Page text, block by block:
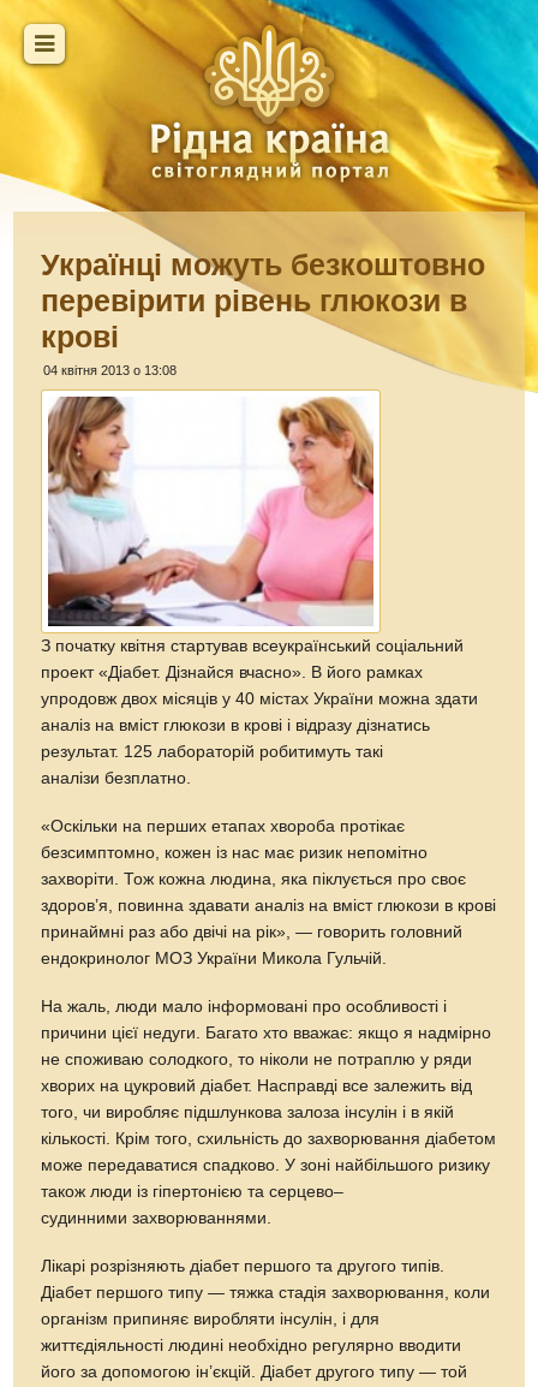
Українці можуть безкоштовно
перевірити рівень глюкози в
крові
04 квітня 2013 о 13:08
З початку квітня стартував всеукраїнський соціальний
проект «Діабет. Дізнайся вчасно». В його рамках
упродовж двох місяців у 40 містах України можна здати
аналіз на вміст глюкози в крові і відразу дізнатись
результат. 125 лабораторій робитимуть такі
аналізи безплатно.
«Оскільки на перших етапах хвороба протікає
безсимптомно, кожен із нас має ризик непомітно
захворіти. Тож кожна людина, яка піклується про своє
здоров’я, повинна здавати аналіз на вміст глюкози в крові
принаймні раз або двічі на рік», — говорить головний
ендокринолог МОЗ України Микола Гульчій.
На жаль, люди мало інформовані про особливості і
причини цієї недуги. Багато хто вважає: якщо я надмірно
не споживаю солодкого, то ніколи не потраплю у ряди
хворих на цукровий діабет. Насправді все залежить від
того, чи виробляє підшлункова залоза інсулін і в якій
кількості. Крім того, схильність до захворювання діабетом
може передаватися спадково. У зоні найбільшого ризику
також люди із гіпертонією та серцево–
судинними захворюваннями.
Лікарі розрізняють діабет першого та другого типів.
Діабет першого типу — тяжка стадія захворювання, коли
організм припиняє виробляти інсулін, і для
життєдіяльності людині необхідно регулярно вводити
його за допомогою ін’єкцій. Діабет другого типу — той